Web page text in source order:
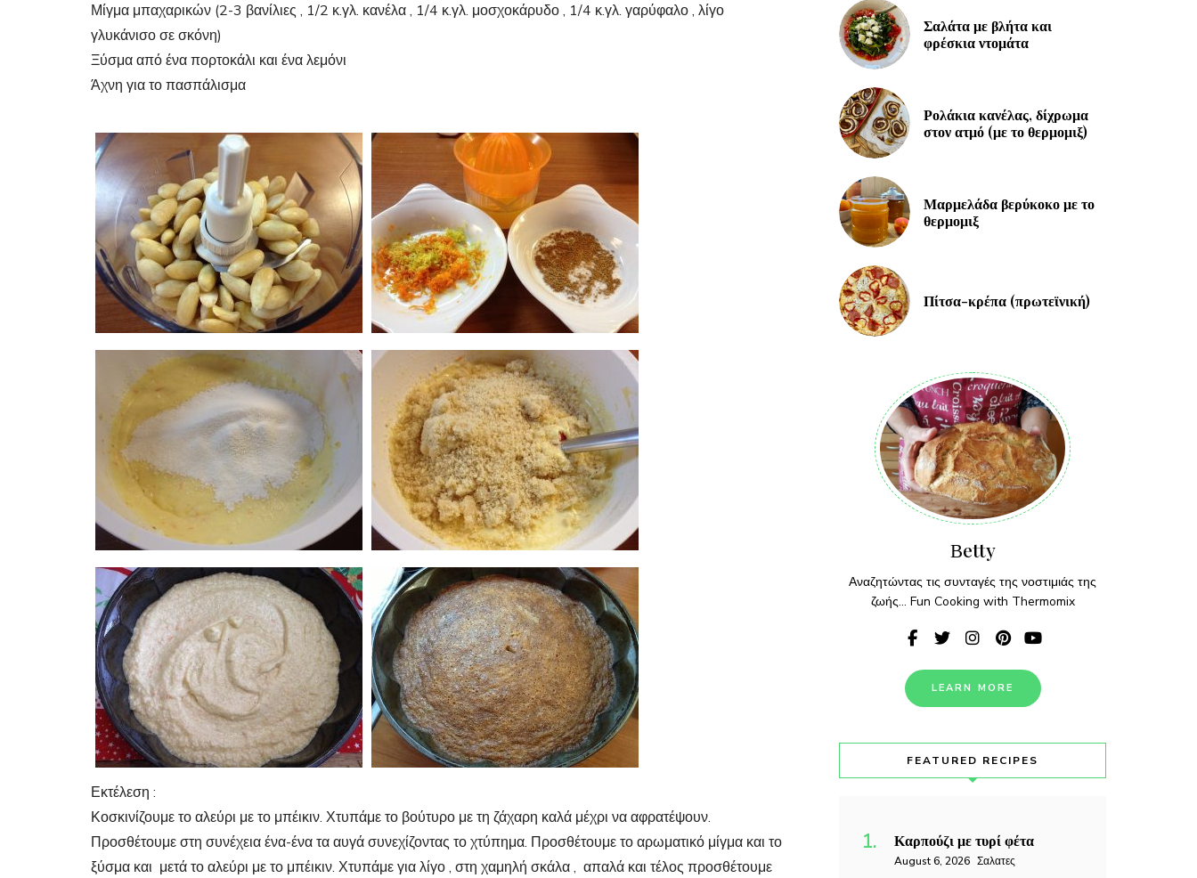
Μίγμα μπαχαρικών (2-3 βανίλιες , 1/2 κ.γλ. κανέλα , 1/4 κ.γλ. μοσχοκάρυδο , 1/4 κ.γλ. γαρύφαλο , λίγο
γλυκάνισο σε σκόνη)
Ξύσμα από ένα πορτοκάλι και ένα λεμόνι
Άχνη για το πασπάλισμα
Εκτέλεση :
Κοσκινίζουμε το αλεύρι με το μπέικιν. Χτυπάμε το βούτυρο με τη ζάχαρη καλά μέχρι να αφρατέψουν.
Προσθέτουμε στη συνέχεια ένα-ένα τα αυγά συνεχίζοντας το χτύπημα. Προσθέτουμε το αρωματικό μίγμα και το
ξύσμα και μετά το αλεύρι με το μπέικιν. Χτυπάμε για λίγο , στη χαμηλή σκάλα , απαλά και τέλος προσθέτουμε
Σαλάτα με βλήτα και
φρέσκια ντομάτα
Ρολάκια κανέλας, δίχρωμα
στον ατμό (με το θερμομιξ)
Μαρμελάδα βερύκοκο με το
θερμομιξ
Πίτσα-κρέπα (πρωτεϊνική)
Βetty
Αναζητώντας τις συνταγές της νοστιμιάς της
ζωής... Fun Cooking with Thermomix
LEARN MORE
FEATURED RECIPES
Καρπούζι με τυρί φέτα
August 6, 2026 Σαλατες